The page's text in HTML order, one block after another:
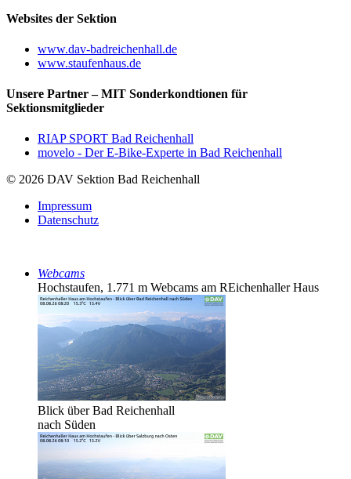
Websites der Sektion
www.dav-badreichenhall.de
www.staufenhaus.de
Unsere Partner – MIT Sonderkondtionen für
Sektionsmitglieder
RIAP SPORT Bad Reichenhall
movelo - Der E-Bike-Experte in Bad Reichenhall
© 2026 DAV Sektion Bad Reichenhall
Impressum
Datenschutz
Webcams
Hochstaufen, 1.771 m Webcams am REichenhaller Haus
Blick über Bad Reichenhall
nach Süden